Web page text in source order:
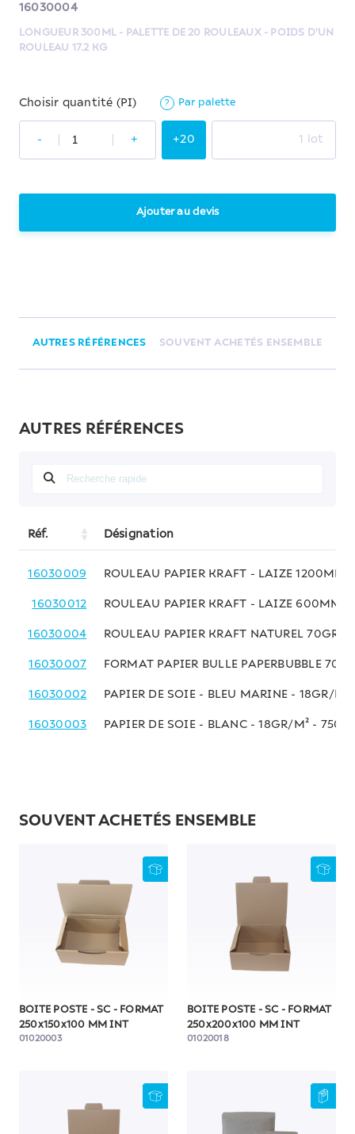
16030004
LONGUEUR 300ML - PALETTE DE 20 ROULEAUX - POIDS D'UN
ROULEAU 17.2 KG
Choisir quantité (PI) ? Par palette
- + +20 1 lot
Ajouter au devis
AUTRES RÉFÉRENCES SOUVENT ACHETÉS ENSEMBLE
AUTRES RÉFÉRENCES
Réf. Désignation
16030009 ROULEAU PAPIER KRAFT - LAIZE 1200MM
16030012 ROULEAU PAPIER KRAFT - LAIZE 600MM
16030004 ROULEAU PAPIER KRAFT NATUREL 70GR/
16030007 FORMAT PAPIER BULLE PAPERBUBBLE
16030002 PAPIER DE SOIE - BLEU MARINE - 18GR/
16030003 PAPIER DE SOIE - BLANC - 18GR/M² -
SOUVENT ACHETÉS ENSEMBLE
BOITE POSTE - SC - FORMAT
250x150x100 MM INT
01020003
BOITE POSTE - SC - FORMAT
250x200x100 MM INT
01020018